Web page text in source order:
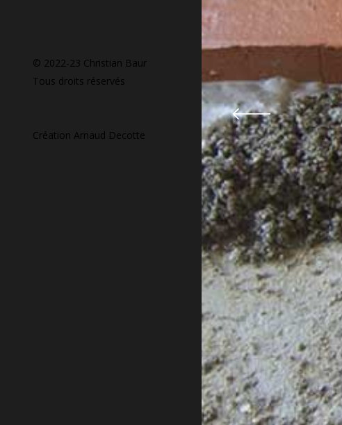
© 2022-23 Christian Baur
Tous droits réservés
Création Arnaud Decotte